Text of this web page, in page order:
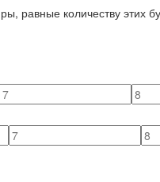
равные количеству этих